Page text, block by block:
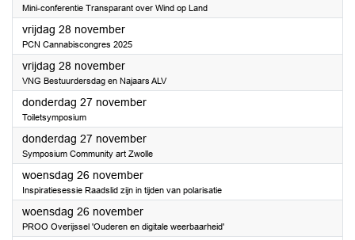
Mini-conferentie Transparant over Wind op Land
vrijdag 28 november2025
PCN Cannabiscongres 2025
vrijdag 28 november2025
VNG Bestuurdersdag en Najaars ALV
donderdag 27 november2025
Toiletsymposium
donderdag 27 november2025
Symposium Community art Zwolle
woensdag 26 november2025
Inspiratiesessie Raadslid zijn in tijden van polarisatie
woensdag 26 november2025
PROO Overijssel 'Ouderen en digitale weerbaarheid'